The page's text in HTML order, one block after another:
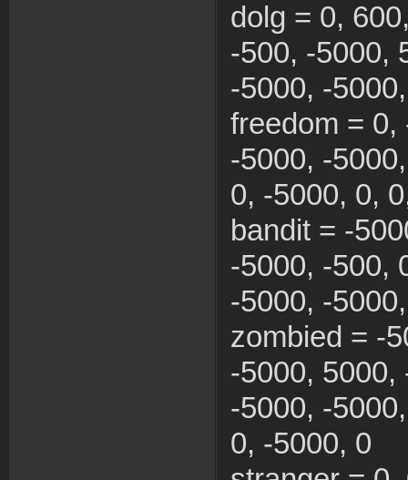
dolg = 0,
-500, -5000,
-5000, -
freedom = 0,
-5000, -
0, -5000, 0,
bandit = -
-5000, -500,
-5000, -
zombied = -
-5000, 5000,
-5000, -
0, -5000, 0